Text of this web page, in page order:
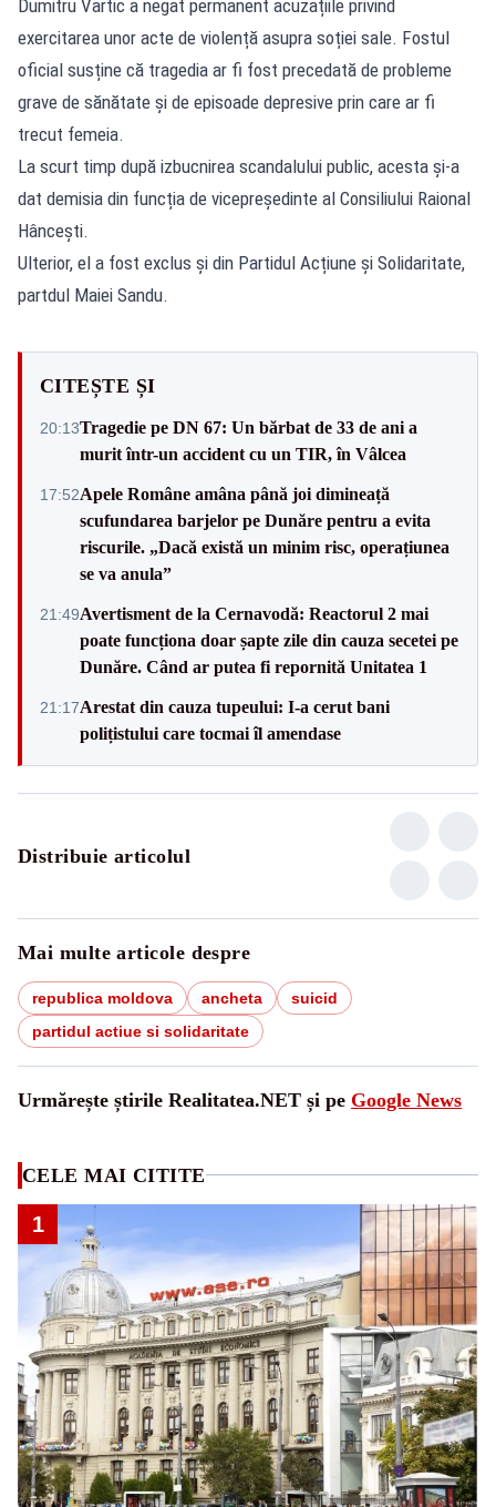
Dumitru Vartic a negat permanent acuzațiile privind
exercitarea unor acte de violență asupra soției sale. Fostul
oficial susține că tragedia ar fi fost precedată de probleme
grave de sănătate și de episoade depresive prin care ar fi
trecut femeia.
La scurt timp după izbucnirea scandalului public, acesta și-a
dat demisia din funcția de vicepreședinte al Consiliului Raional
Hâncești.
Ulterior, el a fost exclus și din Partidul Acțiune și Solidaritate,
partdul Maiei Sandu.
CITEȘTE ȘI
20:13Tragedie pe DN 67: Un bărbat de 33 de ani a
murit într-un accident cu un TIR, în Vâlcea
17:52Apele Române amâna până joi dimineață
scufundarea barjelor pe Dunăre pentru a evita
riscurile. „Dacă există un minim risc, operațiunea
se va anula”
21:49Avertisment de la Cernavodă: Reactorul 2 mai
poate funcționa doar șapte zile din cauza secetei pe
Dunăre. Când ar putea fi repornită Unitatea 1
21:17Arestat din cauza tupeului: I-a cerut bani
polițistului care tocmai îl amendase
Distribuie articolul
Mai multe articole despre
republica moldova ancheta
suicid
partidul actiue si solidaritate
Urmărește știrile Realitatea.NET și pe Google News
CELE MAI CITITE
1